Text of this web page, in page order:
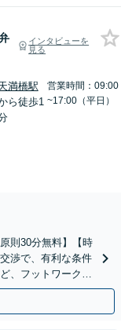
インタビューを
見る
満橋駅
ら徒歩1
営業時間：09:00
~17:00（平日）
則30分無料】【時
渉で、有利な条件
、フットワーク軽